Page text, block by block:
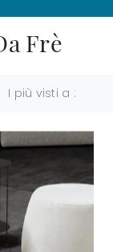
Frè
I più visti a :